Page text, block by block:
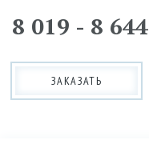
8 019 - 8 644
ЗАКАЗАТЬ